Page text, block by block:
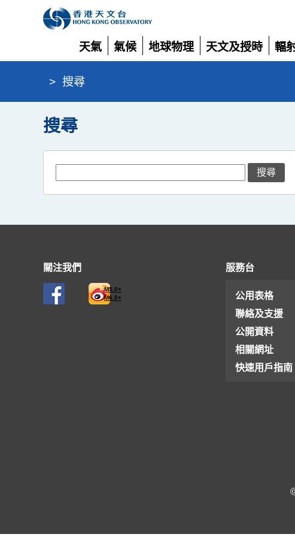
天氣
展
開
氣候
展
地球物理
展
天文及授時
展
輻
展
> 搜尋
搜尋
搜尋
關注我們
M5.0+
M6.0+
服務台
公用表格
聯絡及支援
公開資料
相關網址
快速用戶指南